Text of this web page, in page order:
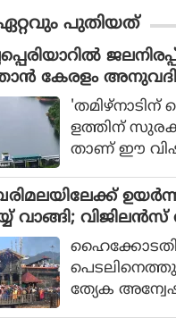
പ്പാക്കുക എന്ന
തിന്റെ
യുഎന്‍
അന്റോണിയോ
പങ്കെടുത്തു.
പുതിയത്
കേരളം
മോന്‍സ് ജോസഫ്
'തമിഴ്നാടിന്
ളത്തിന്
താണ് ഈ
കൃത്യമായ
പുതിയ ഡാം
മാത്രമാണ്
രിഹാരമെന്നും
ഞ്ഞു.
ജലനിരപ്പ്
തമിഴ്നാട്
വാങ്ങി;
ഹൈക്കോടതി
ത്യേക